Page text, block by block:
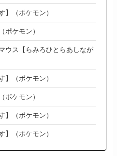
】（ポケモン）
ポケモン）
ウス【らみろひとらあしなが
】（ポケモン）
ポケモン）
】（ポケモン）
】（ポケモン）